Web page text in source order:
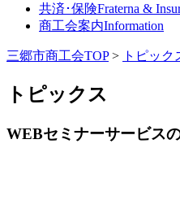
共済･保険Fraterna &
商工会案内Information
三郷市商工会TOP> トピック
トピックス
WEBセミナーサービス